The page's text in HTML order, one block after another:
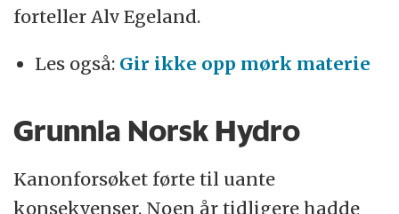
forteller Alv Egeland.
Les også: Gir ikke opp mørk materie
Grunnla Norsk Hydro
Kanonforsøket førte til uante
konsekvenser. Noen år tidligere hadde